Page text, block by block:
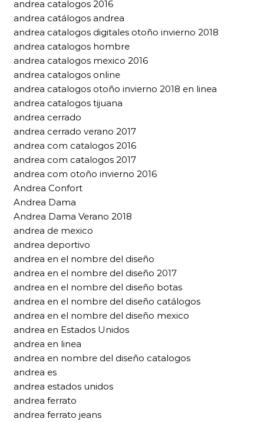
andrea catalogos 2016
andrea catálogos andrea
andrea catalogos digitales otoño invierno 2018
andrea catalogos hombre
andrea catalogos mexico 2016
andrea catalogos online
andrea catalogos otoño invierno 2018 en linea
andrea catalogos tijuana
andrea cerrado
andrea cerrado verano 2017
andrea com catalogos 2016
andrea com catalogos 2017
andrea com otoño invierno 2016
Andrea Confort
Andrea Dama
Andrea Dama Verano 2018
andrea de mexico
andrea deportivo
andrea en el nombre del diseño
andrea en el nombre del diseño 2017
andrea en el nombre del diseño botas
andrea en el nombre del diseño catálogos
andrea en el nombre del diseño mexico
andrea en Estados Unidos
andrea en linea
andrea en nombre del diseño catalogos
andrea es
andrea estados unidos
andrea ferrato
andrea ferrato jeans